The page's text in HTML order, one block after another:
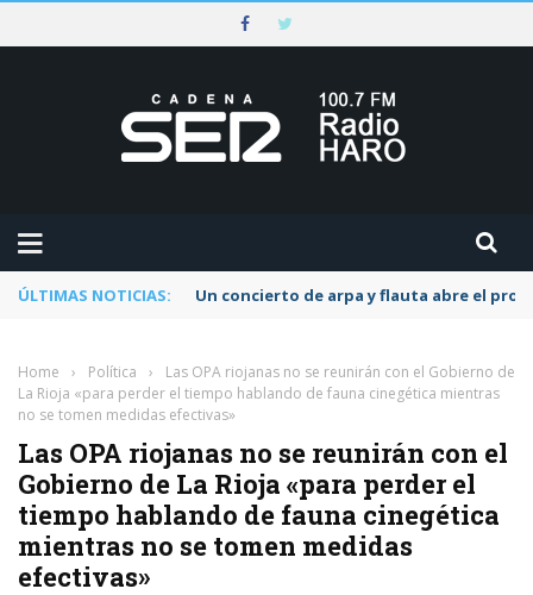
ÚLTIMAS NOTICIAS: Un concierto de arpa y flauta abre el
Home › Política ›
Las OPA riojanas no se reunirán con el Gobierno de
La Rioja «para perder el tiempo hablando de fauna cinegética mientras
no se tomen medidas efectivas»
Las OPA riojanas no se reunirán con el
Gobierno de La Rioja «para perder el
tiempo hablando de fauna cinegética
mientras no se tomen medidas
efectivas»